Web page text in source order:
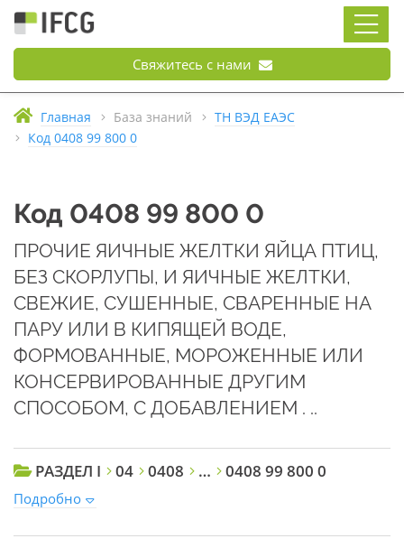
Свяжитесь с нами
Главная База знаний
ТН ВЭД ЕАЭС
Код 0408 99 800 0
Код 0408 99 800 0
ПРОЧИЕ ЯИЧНЫЕ ЖЕЛТКИ ЯЙЦА ПТИЦ,
БЕЗ СКОРЛУПЫ, И ЯИЧНЫЕ ЖЕЛТКИ,
СВЕЖИЕ, СУШЕННЫЕ, СВАРЕННЫЕ НА
ПАРУ ИЛИ В КИПЯЩЕЙ ВОДЕ,
ФОРМОВАННЫЕ, МОРОЖЕННЫЕ ИЛИ
КОНСЕРВИРОВАННЫЕ ДРУГИМ
СПОСОБОМ, С ДОБАВЛЕНИЕМ . ..
РАЗДЕЛ I 04 0408 … 0408 99 800 0
Подробно